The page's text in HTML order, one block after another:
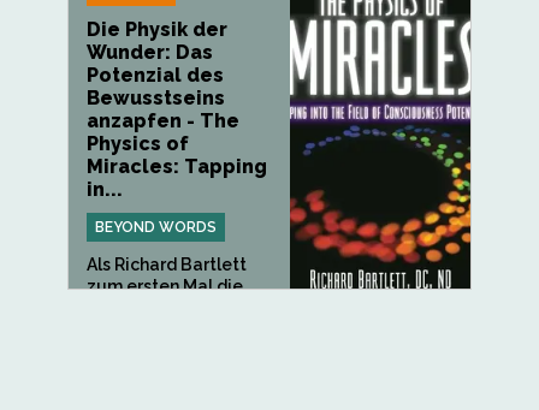
Die Physik der
Wunder: Das
Potenzial des
Bewusstseins
anzapfen - The
Physics of
Miracles: Tapping
in...
BEYOND WORDS
Als Richard Bartlett
zum ersten Mal die